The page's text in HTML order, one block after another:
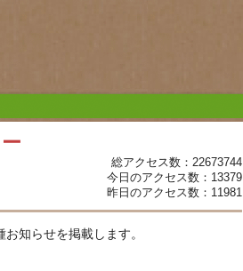
総アクセス数：22673744
今日のアクセス数：13379
昨日のアクセス数：11981
知らせを掲載します。